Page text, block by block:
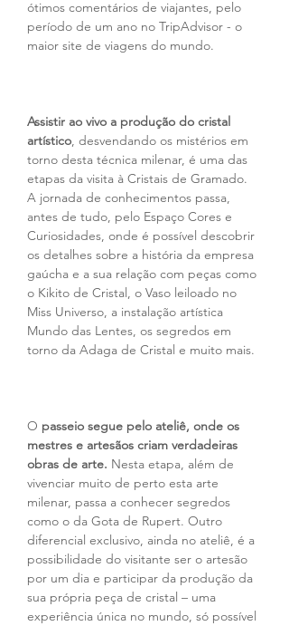
ótimos comentários de viajantes, pelo
período de um ano no TripAdvisor - o
maior site de viagens do mundo.
Assistir ao vivo a produção do cristal
artístico, desvendando os mistérios em
torno desta técnica milenar, é uma das
etapas da visita à Cristais de Gramado.
A jornada de conhecimentos passa,
antes de tudo, pelo Espaço Cores e
Curiosidades, onde é possível descobrir
os detalhes sobre a história da empresa
gaúcha e a sua relação com peças como
o Kikito de Cristal, o Vaso leiloado no
Miss Universo, a instalação artística
Mundo das Lentes, os segredos em
torno da Adaga de Cristal e muito mais.
O passeio segue pelo ateliê, onde os
mestres e artesãos criam verdadeiras
obras de arte. Nesta etapa, além de
vivenciar muito de perto esta arte
milenar, passa a conhecer segredos
como o da Gota de Rupert. Outro
diferencial exclusivo, ainda no ateliê, é a
possibilidade do visitante ser o artesão
por um dia e participar da produção da
sua própria peça de cristal – uma
experiência única no mundo, só possível